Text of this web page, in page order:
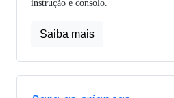
instrução e consolo.
Saiba mais